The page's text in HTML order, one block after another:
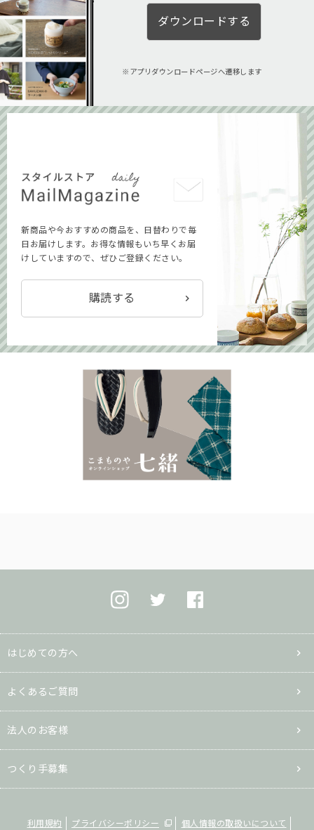
ダウンロードする
アプリダウンロードページへ遷移します
新商品や今おすすめの商品を、日替わりで毎
日お届けします。お得な情報もいち早くお届
けしていますので、ぜひご登録ください。
購読する
はじめての方へ
よくあるご質問
法人のお客様
つくり手募集
利用規約 プライバシーポリシー 個人情報の取扱いについて